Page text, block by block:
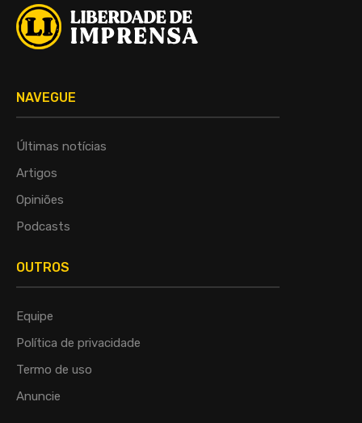
NAVEGUE
Últimas notícias
Artigos
Opiniões
Podcasts
OUTROS
Equipe
Política de privacidade
Termo de uso
Anuncie